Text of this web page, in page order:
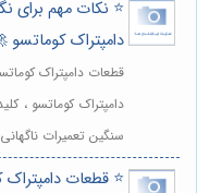
⭐️ نکات مهم برای
دامپتراک کوماتسو
قطعات دامپتراک
دامپتراک کوماتسو ،
سنگین تعمیرات
⭐️ قطعات دامپتراک